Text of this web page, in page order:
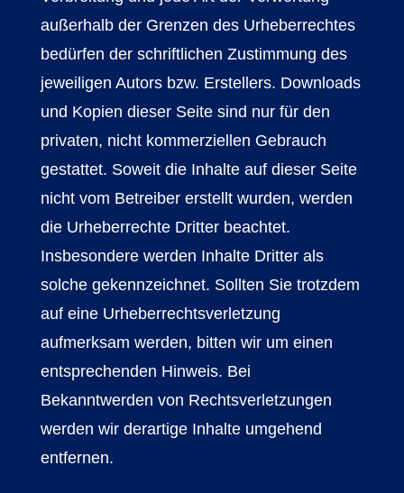
außerhalb der Grenzen des Urheberrechtes
bedürfen der schriftlichen Zustimmung des
jeweiligen Autors bzw. Erstellers. Downloads
und Kopien dieser Seite sind nur für den
privaten, nicht kommerziellen Gebrauch
gestattet. Soweit die Inhalte auf dieser Seite
nicht vom Betreiber erstellt wurden, werden
die Urheberrechte Dritter beachtet.
Insbesondere werden Inhalte Dritter als
solche gekennzeichnet. Sollten Sie trotzdem
auf eine Urheberrechtsverletzung
aufmerksam werden, bitten wir um einen
entsprechenden Hinweis. Bei
Bekanntwerden von Rechtsverletzungen
werden wir derartige Inhalte umgehend
entfernen.